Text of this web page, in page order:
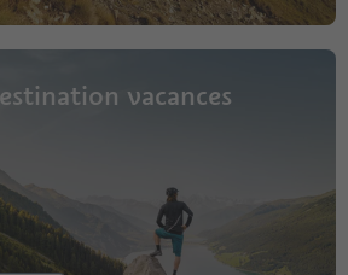
vacances